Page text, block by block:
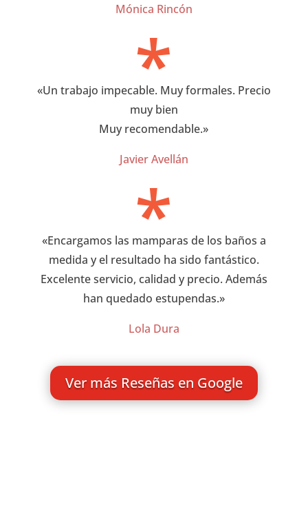
Mónica Rincón
*
«Un trabajo impecable. Muy formales. Precio
muy bien
Muy recomendable.»
Javier Avellán
*
«Encargamos las mamparas de los baños a
medida y el resultado ha sido fantástico.
Excelente servicio, calidad y precio. Además
han quedado estupendas.»
Lola Dura
Ver más Reseñas en Google